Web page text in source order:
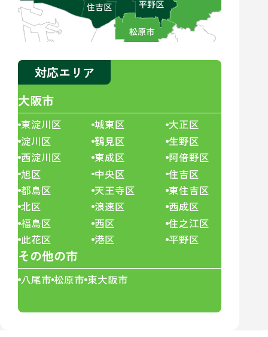
対応エリア
大阪市
東淀川区 城東区
大正区
淀川区
鶴見区
生野区
西淀川区
東成区
阿倍野区
旭区
中央区
住吉区
都島区
天王寺区
東住吉区
北区
浪速区
西成区
福島区
西区
住之江区
此花区
港区 平野区
その他の市
八尾市 松原市東大阪市